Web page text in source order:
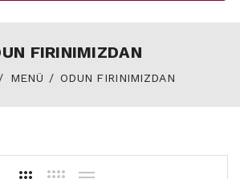
FIRINIMIZDAN
MENÜ ODUN FIRINIMIZDAN